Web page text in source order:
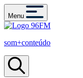
Menu
som+conteúdo